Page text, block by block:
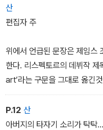
-James Joyce-
산
편집자 주
위에서 언급된 문장은 제임스
한다. 리스펙토르의 데뷔작
art‘라는 구문을 그대로 옮긴
자 작가인 루시우 카르도주가
를 읽어 본 적이 없었던 리스
어들이 주는 인상에 매료되어
P.12 산
아버지의 타자기 소리가 탁탁